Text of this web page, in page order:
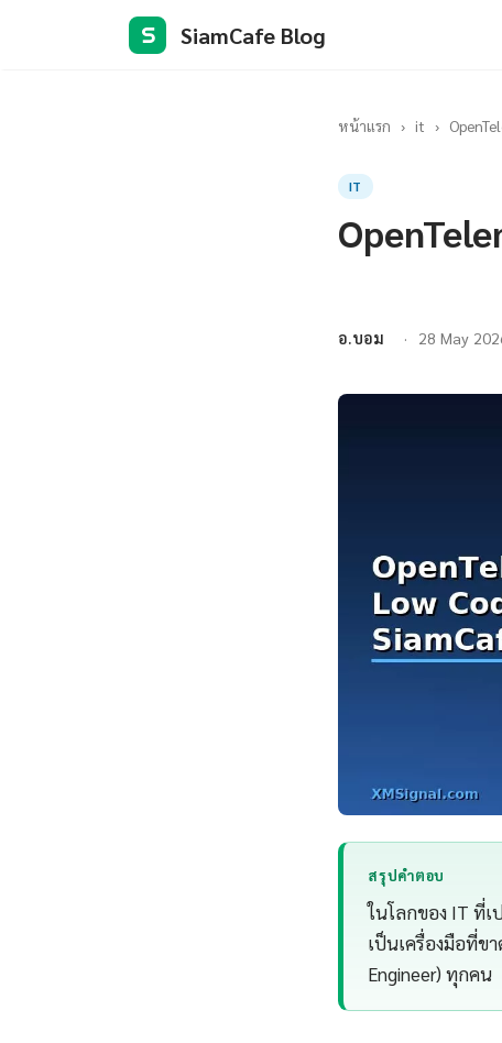
S SiamCafe Blog
หน้าแรก › it ›
IT
อ.บอม 28 May
สรุปคำตอบ
ในโลกของ IT ที่เ
เป็นเครื่องมือที่ขา
Engineer) ทุกคน